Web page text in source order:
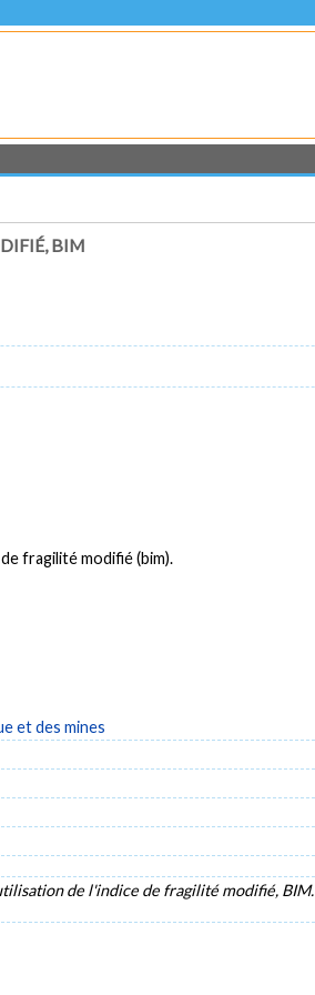
BIM
fragilité modifié (bim).
et des mines
de l'indice de fragilité modifié, BIM.